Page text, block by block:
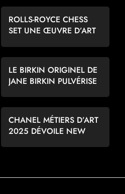
ROLLS-ROYCE CHESS
SET UNE ŒUVRE D’ART
LE BIRKIN ORIGINEL DE
JANE BIRKIN PULVÉRISE
CHANEL MÉTIERS D’ART
2025 DÉVOILE NEW